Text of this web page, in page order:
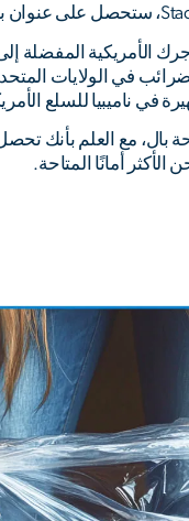
الأمريكية المفضلة إلى
في الولايات
في ناميبيا للسلع
بال، مع العلم بأنك
أمانًا المتاحة.